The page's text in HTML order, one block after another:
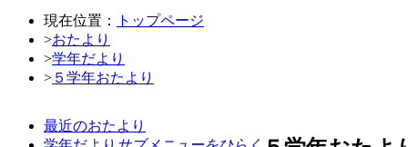
現在位置：
トップページ
>おたより
>学年だより
> ５学年おたより
最近のおたより